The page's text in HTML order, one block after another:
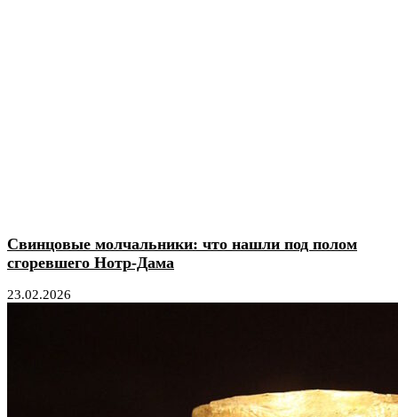
Свинцовые молчальники: что нашли под полом
сгоревшего Нотр-Дама
23.02.2026